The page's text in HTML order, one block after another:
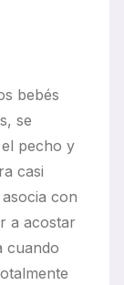
bebés
se
pecho y
casi
con
a acostar
cuando